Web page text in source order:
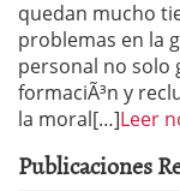
quedan mucho
problemas en la
personal no solo
formaciÃ³n y
la moral[…]Leer
Publicaciones